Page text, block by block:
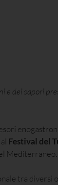
dei sapori
al Festival del
Mediterraneo.
tra